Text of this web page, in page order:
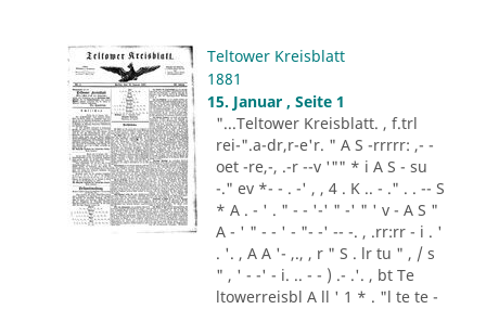
Teltower Kreisblatt
1881
15. Januar , Seite 1
"...Teltower Kreisblatt. , f.trl
rei-".a-dr,r-e'r. " A S -rrrrr: ,- -
oet -re,-, .-r --v '"" * i A S - su
-." ev *- - . -' , , 4 . K .. - ." . . -- S
* A . - ' . " - - '-' " -' " ' v - A S "
A - ' " - - ' - "- -' -- -. , .rr:rr - i . '
. '. , A A '- ,., , r " S . lr tu " , / s
" , ' - -' - i. .. - - ) .- .'. , bt Te
ltowerreisbl A ll ' 1 * . "l te te -